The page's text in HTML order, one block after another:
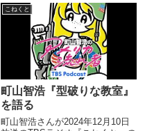
いました。（町山智浩）というこ
とでね、今日はアニメの話をしま
す。これはですね、今年のベスト
に入りますね。ピクサーの新作...
こねくと
町山智浩『型破りな教室』
を語る
町山智浩さんが2024年12月10日